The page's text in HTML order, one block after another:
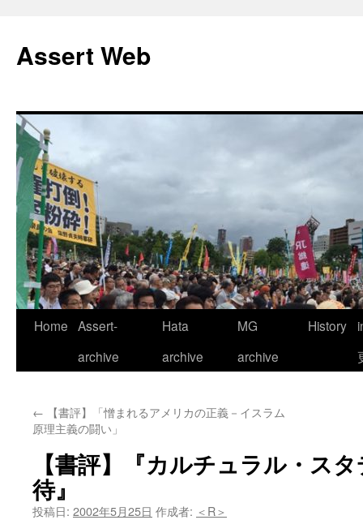
テ
ン
ス
キ
ッ
プ
Assert Web
Home Assert-
archive
Hata
archive
MG
archive
History
← 【書評】「憎まれるアメリカの正義－イスラム
原理主義の闘い」
【書評】『カルチュラル・ス
待』
投稿日: 2002年5月25日 作成者: ＜R＞